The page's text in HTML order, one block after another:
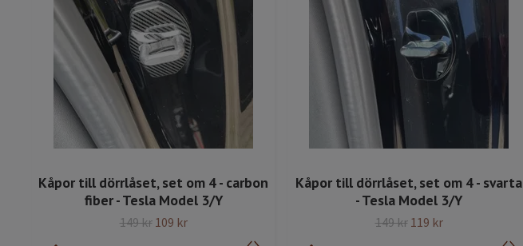
Kåpor till dörrlåset, set om 4 - carbon
fiber - Tesla Model 3/Y
149 kr 109 kr
Kåpor till dörrlåset, set om 4 - svarta
- Tesla Model 3/Y
149 kr 119 kr